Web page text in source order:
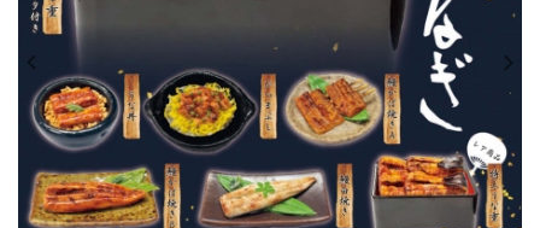
レンタル
景品・玩具・文具
販促用カプセルトイ